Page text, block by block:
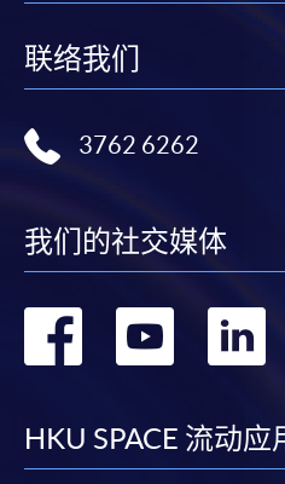
联络我们
3762 6262
我们的社交媒体
转 转
HKU SPACE 流动应